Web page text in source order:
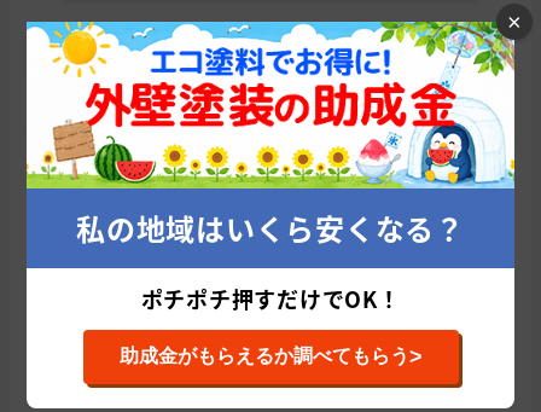
茨城県の他の市区町村から外壁塗装会社を
探す
水戸市 つくば市 日立市 古河市 ひたちなか市 取手市
龍ケ崎市
土浦市 稲敷郡 守谷市 東茨城郡
牛久市
つくばみらい市
石岡市 北茨城市 那珂市
笠間市
坂東市 猿島郡 桜川市 下妻市 鉾田市
常陸大宮市 高萩市 結城市 那珂郡
かすみがうら市
行方市 潮来市 北相馬郡 結城郡 久慈郡
×
私の地域はいくら安くなる？
ポチポチ押すだけでOK！
助成金がもらえるか調べてもらう>